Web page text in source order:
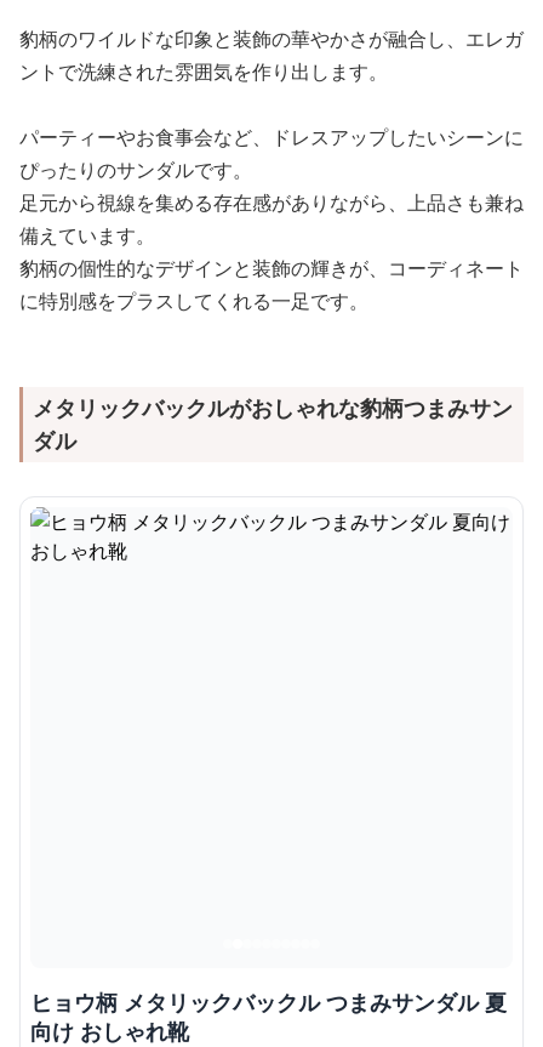
豹柄のワイルドな印象と装飾の華やかさが融合し、エレガ
ントで洗練された雰囲気を作り出します。
パーティーやお食事会など、ドレスアップしたいシーンに
ぴったりのサンダルです。
足元から視線を集める存在感がありながら、上品さも兼ね
備えています。
豹柄の個性的なデザインと装飾の輝きが、コーディネート
に特別感をプラスしてくれる一足です。
メタリックバックルがおしゃれな豹柄つまみサン
ダル
ヒョウ柄 メタリックバックル つまみサンダル 夏
向け おしゃれ靴